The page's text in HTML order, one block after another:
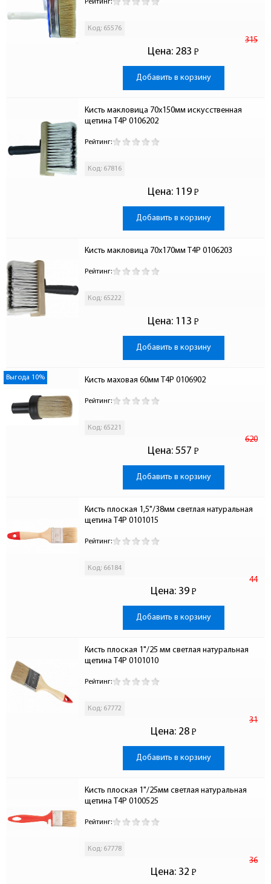
Рейтинг:
Код: 65576
Цена:
315
283 Р
-
Добавить в корзину
Кисть макловица 70х150мм искусственная
щетина T4P 0106202
Рейтинг:
Код: 67816
Цена: 119 Р
-
Добавить в корзину
Кисть макловица 70х170мм T4P 0106203
Рейтинг:
Код: 65222
Цена: 113 Р
-
Добавить в корзину
Выгода 10% Кисть маховая 60мм T4P 0106902
Рейтинг:
Код: 65221
Цена:
620
557 Р
-
Добавить в корзину
Кисть плоская 1,5"/38мм светлая натуральная
щетина T4P 0101015
Рейтинг:
Код: 66184
Цена:
44
39 Р
-
Добавить в корзину
Кисть плоская 1"/25 мм светлая натуральная
щетина T4P 0101010
Рейтинг:
Код: 67772
Цена:
31
28 Р
-
Добавить в корзину
Кисть плоская 1"/25мм светлая натуральная
щетина T4P 0100525
Рейтинг:
Код: 67778
Цена:
36
32 Р
-